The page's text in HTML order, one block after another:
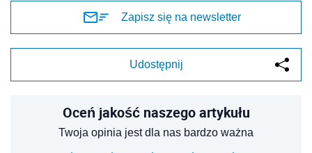
Zapisz się na newsletter
Udostępnij
Oceń jakość naszego artykułu
Twoja opinia jest dla nas bardzo ważna